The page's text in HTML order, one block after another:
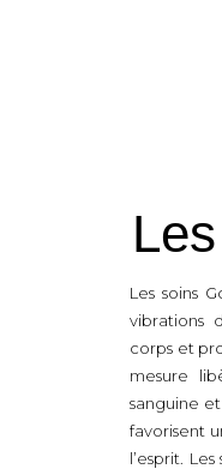
Les
Les soins
vibrations
corps et
mesure
sanguine
favorisent
l’esprit.